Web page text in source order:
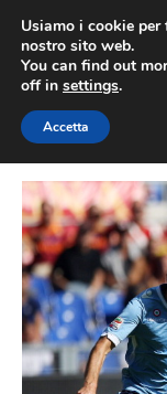
contenuto
Usiamo i cookie
nostro sito web.
You can find out
off in settings.
Accetta